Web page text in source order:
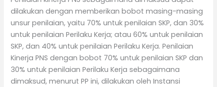
dilakukan dengan memberikan bobot masing-masing
unsur penilaian, yaitu 70% untuk penilaian SKP, dan 30%
untuk penilaian Perilaku Kerja; atau 60% untuk penilaian
SKP, dan 40% untuk penilaian Perilaku Kerja. Penilaian
Kinerja PNS dengan bobot 70% untuk penilaian SKP dan
30% untuk penilaian Perilaku Kerja sebagaimana
dimaksud, menurut PP ini, dilakukan oleh Instansi